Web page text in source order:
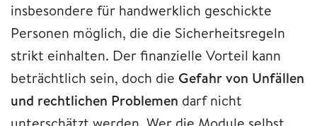
insbesondere für handwerklich geschickte
Personen möglich, die die Sicherheitsregeln
strikt einhalten. Der finanzielle Vorteil kann
beträchtlich sein, doch die Gefahr von Unfällen
und rechtlichen Problemen darf nicht